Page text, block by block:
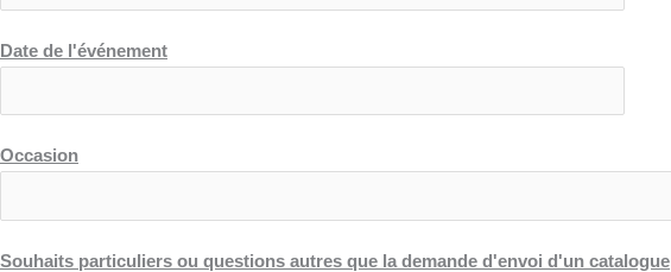
Date de l'événement
Occasion
Souhaits particuliers ou questions autres que la demande d'envoi d'un catalogue